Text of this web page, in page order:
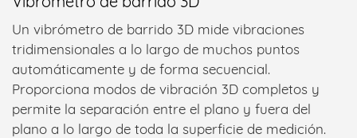
Un vibrómetro de barrido 3D mide vibraciones
tridimensionales a lo largo de muchos puntos
automáticamente y de forma secuencial.
Proporciona modos de vibración 3D completos y
permite la separación entre el plano y fuera del
plano a lo largo de toda la superficie de medición.